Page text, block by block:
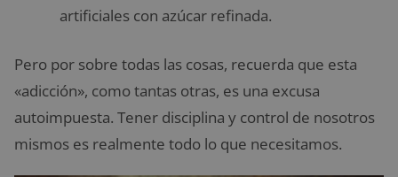
artificiales con azúcar refinada.
Pero por sobre todas las cosas, recuerda que esta
«adicción», como tantas otras, es una excusa
autoimpuesta. Tener disciplina y control de nosotros
mismos es realmente todo lo que necesitamos.